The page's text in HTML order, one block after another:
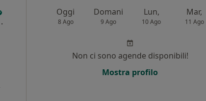
·
Oggi
8 Ago
Domani
9 Ago
Lun,
10 Ago
Mar,
11 Ago
Non ci sono agende disponibili!
Mostra profilo